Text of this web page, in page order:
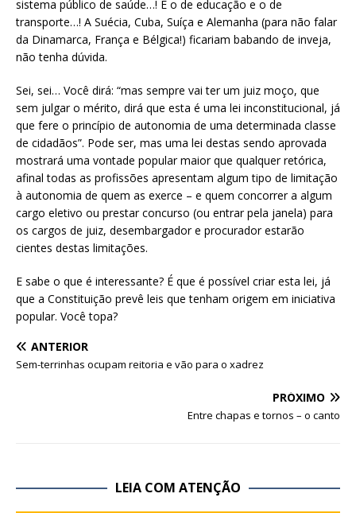
sistema público de saúde…! E o de educação e o de
transporte…! A Suécia, Cuba, Suíça e Alemanha (para não falar
da Dinamarca, França e Bélgica!) ficariam babando de inveja,
não tenha dúvida.
Sei, sei… Você dirá: “mas sempre vai ter um juiz moço, que
sem julgar o mérito, dirá que esta é uma lei inconstitucional, já
que fere o princípio de autonomia de uma determinada classe
de cidadãos”. Pode ser, mas uma lei destas sendo aprovada
mostrará uma vontade popular maior que qualquer retórica,
afinal todas as profissões apresentam algum tipo de limitação
à autonomia de quem as exerce – e quem concorrer a algum
cargo eletivo ou prestar concurso (ou entrar pela janela) para
os cargos de juiz, desembargador e procurador estarão
cientes destas limitações.
E sabe o que é interessante? É que é possível criar esta lei, já
que a Constituição prevê leis que tenham origem em iniciativa
popular. Você topa?
ANTERIOR
Sem-terrinhas ocupam reitoria e vão para o xadrez
PRÓXIMO
Entre chapas e tornos – o canto
LEIA COM ATENÇÃO